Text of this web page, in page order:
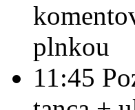
plnkou
11:45